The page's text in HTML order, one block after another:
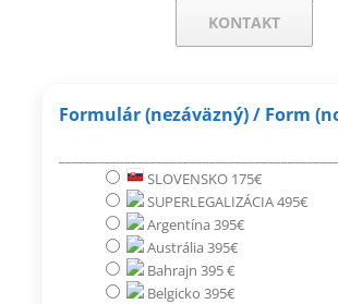
KONTAKT
Formulár (nezáväzný) / Form
SLOVENSKO 175€
SUPERLEGALIZÁCIA 495€
Argentína 395€
Austrália 395€
Bahrajn 395 €
Belgicko 395€